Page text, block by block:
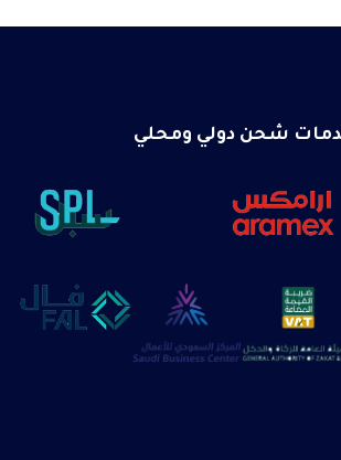
شحن دولي ومحلي